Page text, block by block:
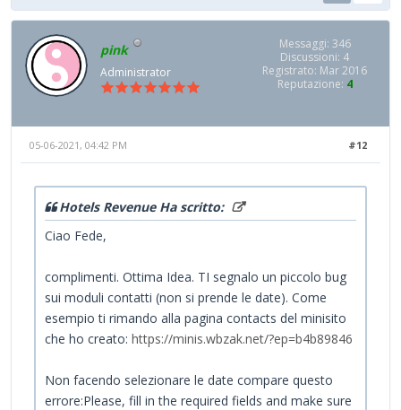
pink
Administrator
Messaggi: 346
Discussioni: 4
Registrato: Mar 2016
Reputazione: 4
#12
05-06-2021, 04:42 PM
Hotels Revenue Ha scritto:
Ciao Fede,
complimenti. Ottima Idea. TI segnalo un piccolo bug
sui moduli contatti (non si prende le date). Come
esempio ti rimando alla pagina contacts del minisito
che ho creato: https://minis.wbzak.net/?ep=b4b89846
Non facendo selezionare le date compare questo
errore:Please, fill in the required fields and make sure